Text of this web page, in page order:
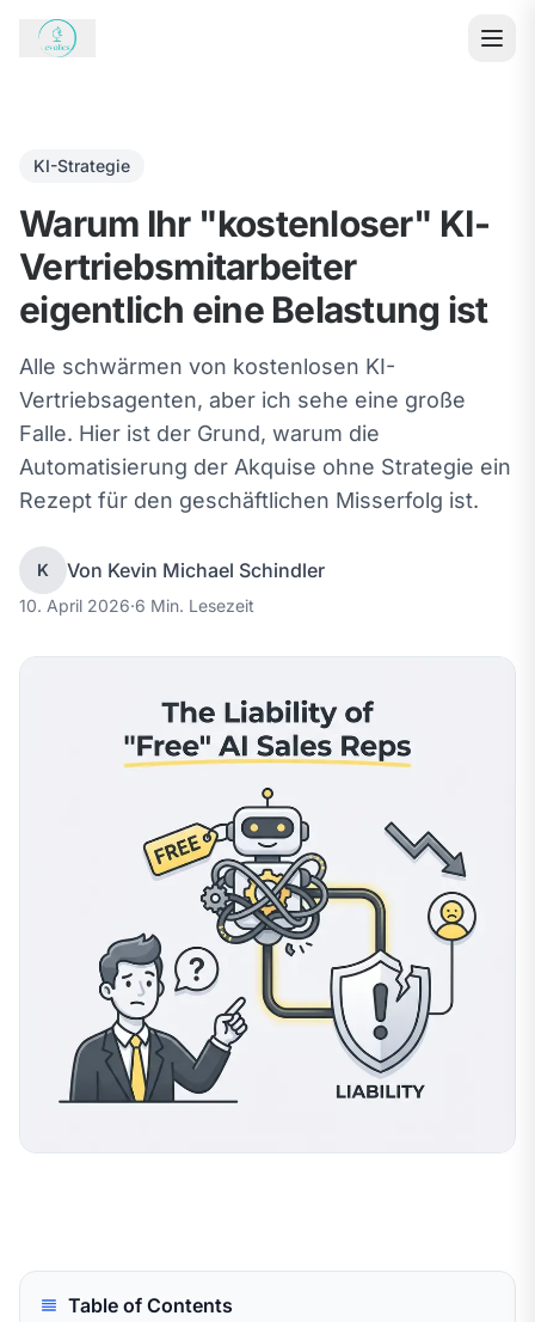
KI-Strategie
Warum Ihr "kostenloser" KI-
Vertriebsmitarbeiter
eigentlich eine Belastung ist
Alle schwärmen von kostenlosen KI-
Vertriebsagenten, aber ich sehe eine große
Falle. Hier ist der Grund, warum die
Automatisierung der Akquise ohne Strategie ein
Rezept für den geschäftlichen Misserfolg ist.
K Von Kevin Michael Schindler
10. April 2026·6 Min. Lesezeit
Table of Contents